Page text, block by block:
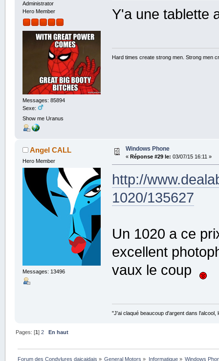
Administrator
Hero Member
Messages: 85894
Sexe:
Show me Uranus
Y'a une tablette
Hard times create strong men. Strong men
Angel CALL
Hero Member
Messages: 13496
Windows Phone
« Réponse #29 le: 03/07/15 16:11 »
http://
1020/135627
Un 1020 a ce
excellent
vaux le coup
"J'ai claqué beaucoup d'argent dans
Pages: [1]2 En haut
Forum des Condylures daicaidais » General Motors » Informatique» Windows